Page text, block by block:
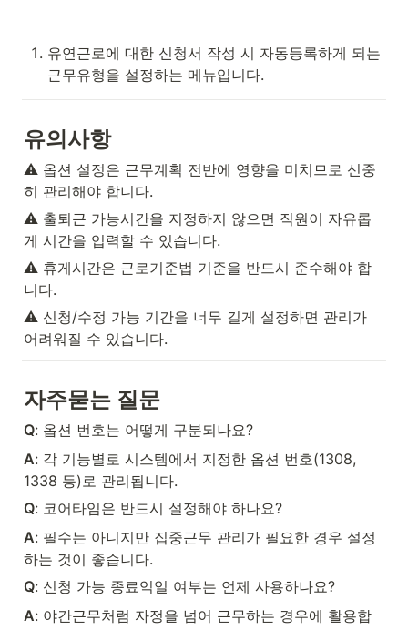
유연근로에 대한 신청서 작성 시 자동등록하게 되는
근무유형을 설정하는 메뉴입니다.
유의사항
⚠️ 옵션 설정은 근무계획 전반에 영향을 미치므로 신중
히 관리해야 합니다.
⚠️ 출퇴근 가능시간을 지정하지 않으면 직원이 자유롭
게 시간을 입력할 수 있습니다.
⚠️ 휴게시간은 근로기준법 기준을 반드시 준수해야 합
니다.
⚠️ 신청/수정 가능 기간을 너무 길게 설정하면 관리가
어려워질 수 있습니다.
자주묻는 질문
Q: 옵션 번호는 어떻게 구분되나요?
A: 각 기능별로 시스템에서 지정한 옵션 번호(1308,
1338 등)로 관리됩니다.
Q: 코어타임은 반드시 설정해야 하나요?
A: 필수는 아니지만 집중근무 관리가 필요한 경우 설정
하는 것이 좋습니다.
Q: 신청 가능 종료익일 여부는 언제 사용하나요?
A: 야간근무처럼 자정을 넘어 근무하는 경우에 활용합